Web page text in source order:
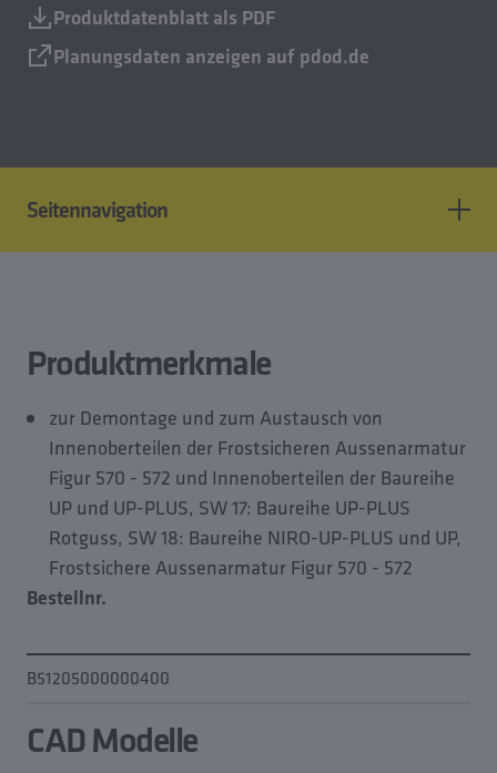
Produktdatenblatt als PDF
Planungsdaten anzeigen auf pdod.de
Seitennavigation
Zubehör von
Produktmerkmale
zur Demontage und zum Austausch von
Innenoberteilen der Frostsicheren Aussenarmatur
Figur 570 - 572 und Innenoberteilen der Baureihe
UP und UP-PLUS, SW 17: Baureihe UP-PLUS
Rotguss, SW 18: Baureihe NIRO-UP-PLUS und UP,
Frostsichere Aussenarmatur Figur 570 - 572
Bestellnr.
B51205000000400
CAD Modelle